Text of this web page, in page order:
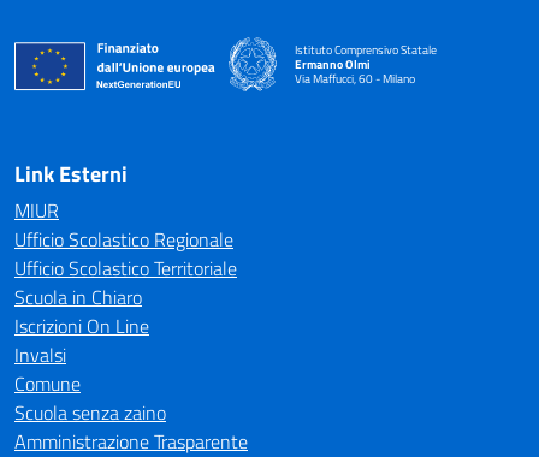
Istituto Comprensivo Statale
Ermanno Olmi
Via Maffucci, 60 - Milano
— Visita la pagina iniziale della scuola
Link Esterni
MIUR
Ufficio Scolastico Regionale
Ufficio Scolastico Territoriale
Scuola in Chiaro
Iscrizioni On Line
Invalsi
Comune
Scuola senza zaino
Amministrazione Trasparente